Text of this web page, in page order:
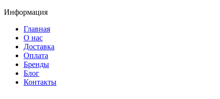
Информация
Главная
О нас
Доставка
Оплата
Бренды
Блог
Контакты